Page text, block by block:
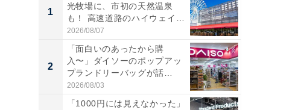
1
光牧場に、市初の天然温泉
も！ 高速道路のハイウェイオ
ア...
2026/08/07
2
「面白いのあったから購
入〜」ダイソーのポップアッ
プランドリーバッグが話
題。“さま...
2026/08/03
「1000円には見えなかった」